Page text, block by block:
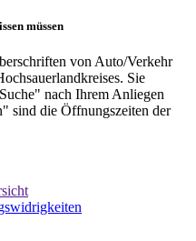
müssen
von Auto/Verkehr
Sie
nach Ihrem Anliegen
sind die Öffnungszeiten der